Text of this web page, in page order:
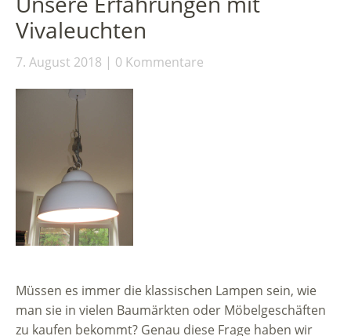
Vivaleuchten
7. August 2018 0 Kommentare
Müssen es immer die klassischen Lampen sein, wie
man sie in vielen Baumärkten oder Möbelgeschäften
zu kaufen bekommt? Genau diese Frage haben wir